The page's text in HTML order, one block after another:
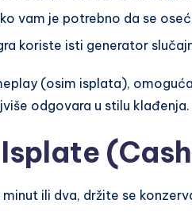
vam je potrebno da se
koriste isti generator
(osim isplata),
odgovara u stilu klađenja.
ili dva, držite se